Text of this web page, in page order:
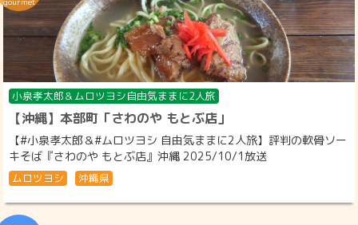
小泉孝太郎＆ムロツヨシ自由気ままに2人旅
【沖縄】本部町「さわのや もとぶ店」
【#小泉孝太郎＆#ムロツヨシ 自由気ままに2人旅】評判の軟骨ソー
キそば『さわのや もとぶ店』沖縄 2025/10/1放送
ムロツヨシ 沖縄県